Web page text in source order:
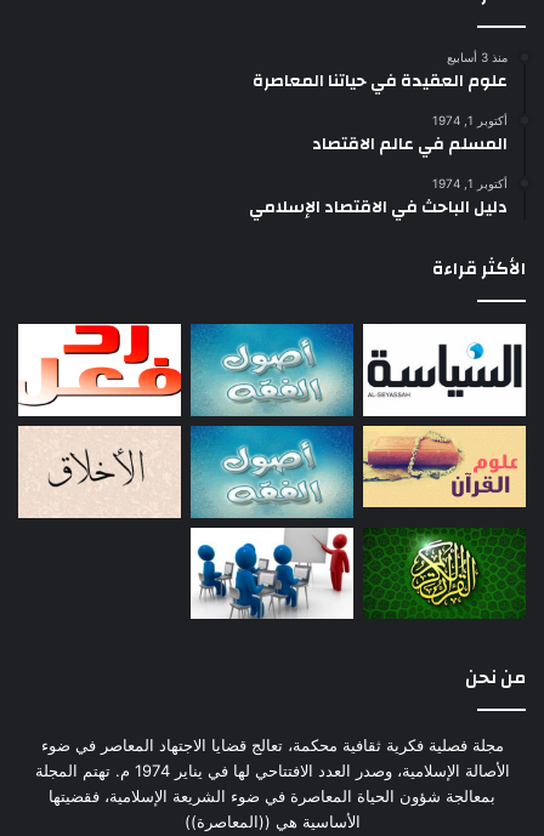
منذ 3 أسابيع
علوم العقيدة في حياتنا المعاصرة
أكتوبر 1, 1974
المسلم في عالم الاقتصاد
أكتوبر 1, 1974
دليل الباحث في الاقتصاد الإسلامي
الأكثر قراءة
من نحن
مجلة فصلية فكرية ثقافية محكمة، تعالج قضايا الاجتهاد المعاصر في ضوء
الأصالة الإسلامية، وصدر العدد الافتتاحي لها في يناير 1974 م. تهتم المجلة
بمعالجة شؤون الحياة المعاصرة في ضوء الشريعة الإسلامية، فقضيتها
الأساسية هي ((المعاصرة))